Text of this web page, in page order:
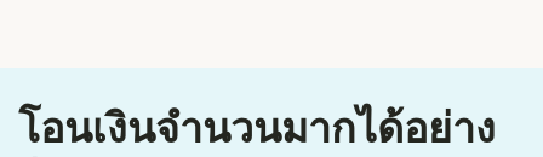
โอนเงินจำนวนมากได้อย่าง